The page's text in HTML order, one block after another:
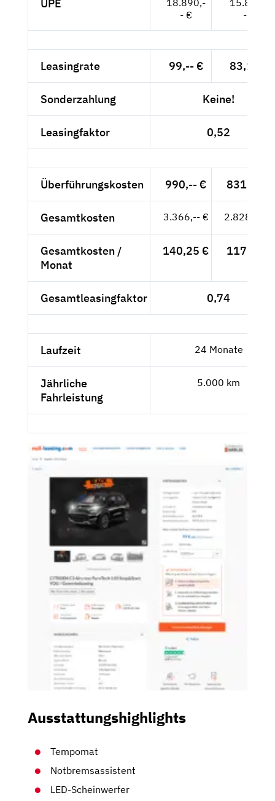
UPE
18.890,-
- €
15.874,-
- €
Leasingrate 99,-- € 83,19 €
Sonderzahlung Keine!
Leasingfaktor 0,52
Überführungskosten 990,-- € 831,93 €
Gesamtkosten 3.366,-- € 2.828,57 €
Gesamtkosten /
Monat
140,25 € 117,86 €
Gesamtleasingfaktor 0,74
Laufzeit 24 Monate
Jährliche
Fahrleistung
5.000 km
Ausstattungshighlights
Tempomat
Notbremsassistent
LED-Scheinwerfer